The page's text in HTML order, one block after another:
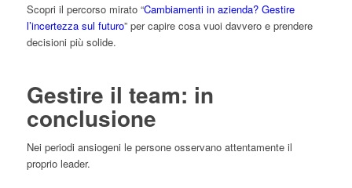
Scopri il percorso mirato “Cambiamenti in azienda? Gestire
l’incertezza sul futuro” per capire cosa vuoi davvero e prendere
decisioni più solide.
Gestire il team: in
conclusione
Nei periodi ansiogeni le persone osservano attentamente il
proprio leader.